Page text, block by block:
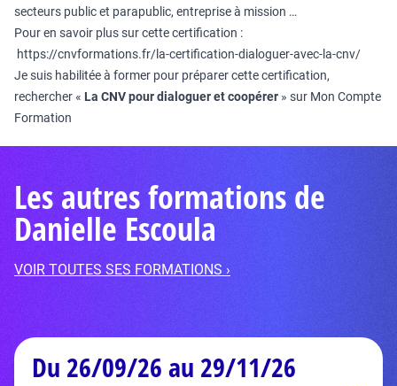
secteurs public et parapublic, entreprise à mission …
Pour en savoir plus sur cette certification :
https://cnvformations.fr/la-certification-dialoguer-avec-la-cnv/
Je suis habilitée à former pour préparer cette certification,
rechercher « La CNV pour dialoguer et coopérer » sur Mon Compte
Formation
Les autres formations de
Danielle Escoula
VOIR TOUTES SES FORMATIONS ›
Du 26/09/26 au 29/11/26